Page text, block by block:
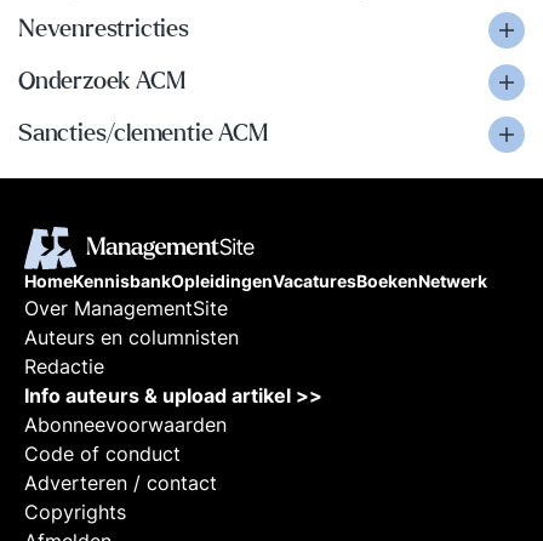
Nevenrestricties
Onderzoek ACM
Sancties/clementie ACM
HomeKennisbankOpleidingenVacaturesBoekenNetwerk
Over ManagementSite
Auteurs en columnisten
Redactie
Info auteurs & upload artikel >>
Abonneevoorwaarden
Code of conduct
Adverteren / contact
Copyrights